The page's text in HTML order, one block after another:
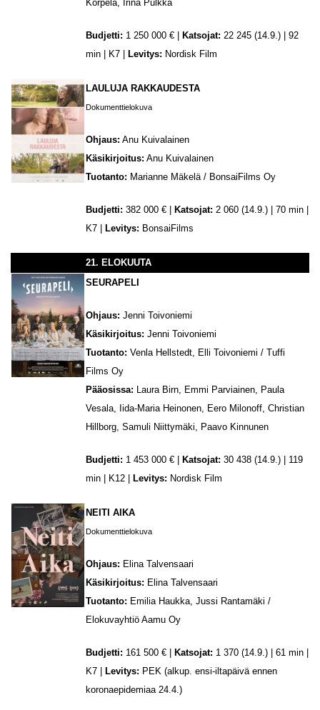
Korpela, Irina Pulkka
Budjetti: 1 250 000 € | Katsojat: 22 245 (14.9.) | 92
min | K7 |
Levitys: Nordisk Film
LAULUJA RAKKAUDESTA
Dokumenttielokuva
Ohjaus: Anu Kuivalainen
Käsikirjoitus: Anu Kuivalainen
Tuotanto: Marianne Mäkelä / BonsaiFilms Oy
Budjetti: 382 000 € | Katsojat: 2 060 (14.9.) | 70 min |
K7 |
Levitys: BonsaiFilms
21. ELOKUUTA
SEURAPELI
Ohjaus: Jenni Toivoniemi
Käsikirjoitus: Jenni Toivoniemi
Tuotanto: Venla Hellstedt, Elli Toivoniemi / Tuffi
Films Oy
Pääosissa: Laura Birn, Emmi Parviainen, Paula
Vesala, Iida-Maria Heinonen, Eero Milonoff, Christian
Hillborg, Samuli Niittymäki, Paavo Kinnunen
Budjetti: 1 453 000 € | Katsojat: 30 438 (14.9.) | 119
min | K12 |
Levitys: Nordisk Film
NEITI AIKA
Dokumenttielokuva
Ohjaus: Elina Talvensaari
Käsikirjoitus: Elina Talvensaari
Tuotanto: Emilia Haukka, Jussi Rantamäki /
Elokuvayhtiö Aamu Oy
Budjetti: 161 500 € | Katsojat: 1 370 (14.9.) | 61 min |
K7 |
Levitys: PEK (alkup. ensi-iltapäivä ennen
koronaepidemiaa 24.4.)